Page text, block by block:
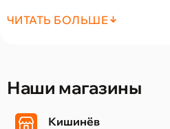
Возьми монопод-штатив Mi
куда угодно! Развлекайся и
прекрасные моменты!
ЧИТАТЬ БОЛЬШЕ
Наши магазины
Кишинёв